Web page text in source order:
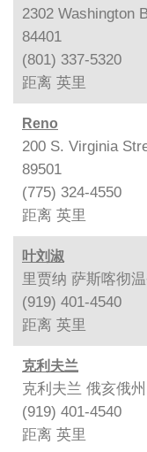
2302 Washington
84401
(801) 337-5320
距离 英里
Reno
200 S. Virginia
89501
(775) 324-4550
距离 英里
叶刘淑
里贾纳 萨斯喀彻
(919) 401-4540
距离 英里
克利夫兰
克利夫兰 俄亥俄州
(919) 401-4540
距离 英里